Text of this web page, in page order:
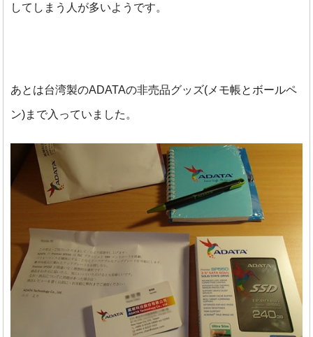
してしまう人が多いようです。
あとは台湾製のADATAの非売品グッズ(メモ帳とボールペ
ン)まで入っていました。